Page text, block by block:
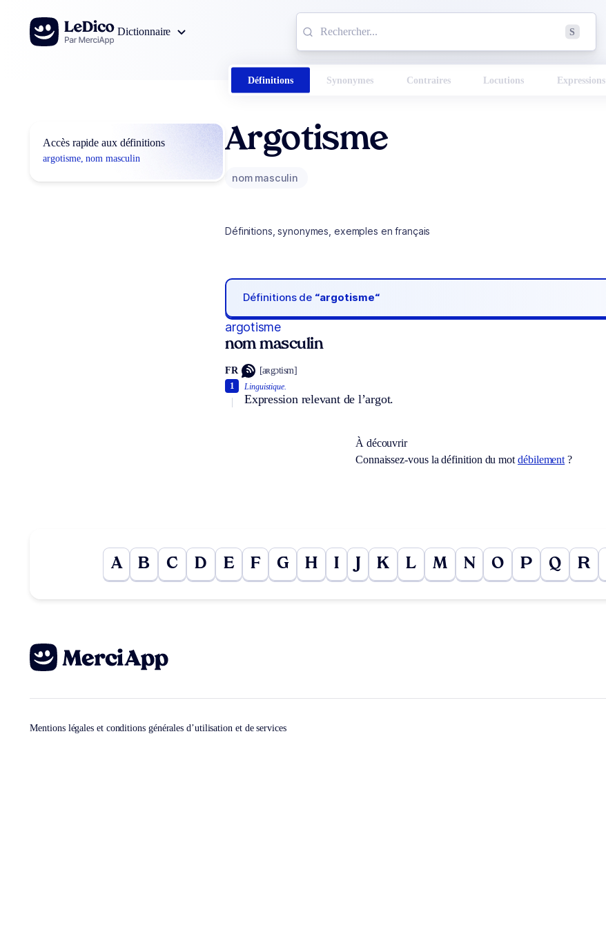
Aller au contenu
Dictionnaire
S
Définitions Synonymes Contraires Locutions Expressions
Accès rapide aux définitions
argotisme, nom masculin
Argotisme
nom masculin
Définitions, synonymes, exemples en français
Définitions de “argotisme“
argotisme
nom masculin
FR [aʀgɔtism]
Linguistique.
Expression relevant de l’argot.
1
À découvrir
Connaissez-vous la définition du mot débilement ?
A B C D E F G H I K L M N O P Q R
Mentions légales et conditions générales d’utilisation et de services